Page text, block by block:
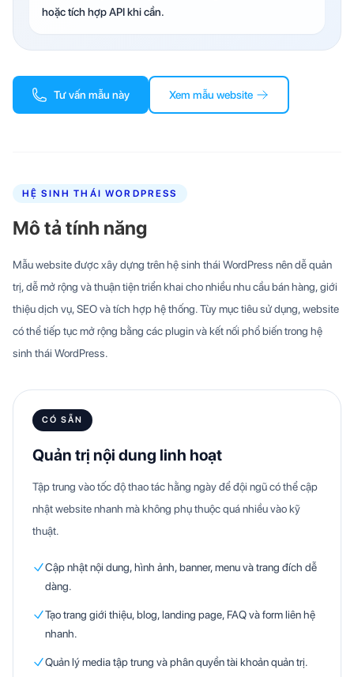
hoặc tích hợp API khi cần.
Tư vấn mẫu này Xem mẫu website
HỆ SINH THÁI WORDPRESS
Mô tả tính năng
Mẫu website được xây dựng trên hệ sinh thái WordPress nên dễ quản
trị, dễ mở rộng và thuận tiện triển khai cho nhiều nhu cầu bán hàng, giới
thiệu dịch vụ, SEO và tích hợp hệ thống. Tùy mục tiêu sử dụng, website
có thể tiếp tục mở rộng bằng các plugin và kết nối phổ biến trong hệ
sinh thái WordPress.
CÓ SẴN
Quản trị nội dung linh hoạt
Tập trung vào tốc độ thao tác hằng ngày để đội ngũ có thể cập
nhật website nhanh mà không phụ thuộc quá nhiều vào kỹ
thuật.
Cập nhật nội dung, hình ảnh, banner, menu và trang đích dễ
dàng.
Tạo trang giới thiệu, blog, landing page, FAQ và form liên hệ
nhanh.
Quản lý media tập trung và phân quyền tài khoản quản trị.